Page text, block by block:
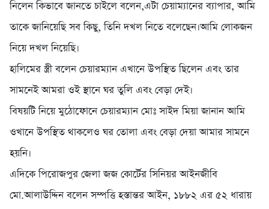
নি‌লেন কিভা‌বে জান‌তে চাই‌লে ব‌লেন,এটা চেয়াম্যা‌নের ব্যাপার, আ‌মি
তা‌কে জা‌নি‌য়ে‌ছি সব কিছু, তি‌নি দখল নিতে ব‌লে‌ছেন।আ‌মি লোকজন
নি‌য়ে দখল নি‌য়ে‌ছি।
হা‌লি‌মের স্ত্রী ব‌লেন চেয়ারম্যান এখা‌নে উপ‌স্থিত ছি‌লেন এবং তার
সাম‌নেই আমরা ওই স্থা‌নে ঘর তু‌লি এবং বেড়া দেই।
বিষয়‌টি নি‌য়ে মুঠো‌ফো‌নে চেয়ারম্যান মোঃ সাইদ মিয়া জানান আ‌মি
ওখা‌নে উপ‌স্থিত থাক‌লেও ঘর তোলা এবং বেড়া দেয়া আমার সাম‌নে
হয়‌নি।
এ‌দি‌কে পি‌রোজপুর জেলা জজ কো‌র্টের সি‌নিয়র আইনজী‌বি
মো.আলাউ‌দ্দিন ব‌লেন সম্পত্তি হস্তান্তর আইন, ১৮৮২ এর ৫২ ধারায়